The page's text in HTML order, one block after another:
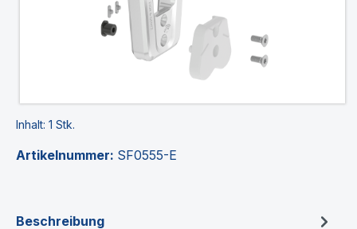
Inhalt: 1 Stk.
Artikelnummer: SF0555-E
Beschreibung